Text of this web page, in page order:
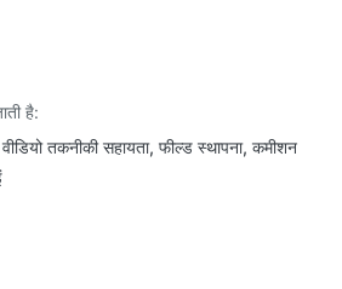
है:
तकनीकी सहायता, फील्ड स्थापना, कमीशन